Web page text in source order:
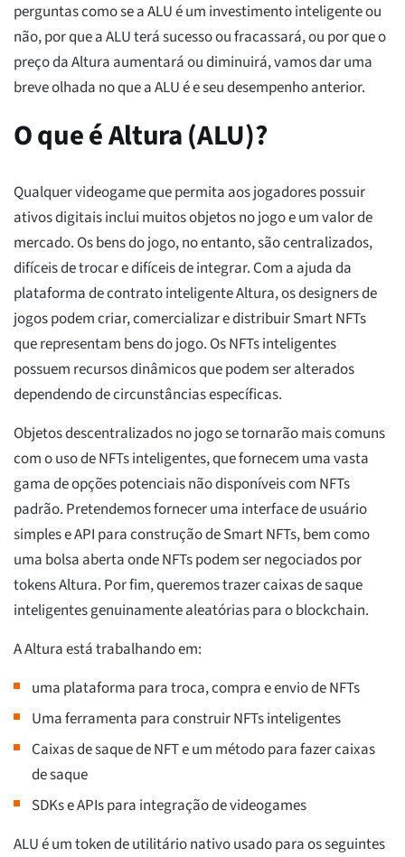
perguntas como se a ALU é um investimento inteligente ou
não, por que a ALU terá sucesso ou fracassará, ou por que o
preço da Altura aumentará ou diminuirá, vamos dar uma
breve olhada no que a ALU é e seu desempenho anterior.
O que é Altura (ALU)?
Qualquer videogame que permita aos jogadores possuir
ativos digitais inclui muitos objetos no jogo e um valor de
mercado. Os bens do jogo, no entanto, são centralizados,
difíceis de trocar e difíceis de integrar. Com a ajuda da
plataforma de contrato inteligente Altura, os designers de
jogos podem criar, comercializar e distribuir Smart NFTs
que representam bens do jogo. Os NFTs inteligentes
possuem recursos dinâmicos que podem ser alterados
dependendo de circunstâncias específicas.
Objetos descentralizados no jogo se tornarão mais comuns
com o uso de NFTs inteligentes, que fornecem uma vasta
gama de opções potenciais não disponíveis com NFTs
padrão. Pretendemos fornecer uma interface de usuário
simples e API para construção de Smart NFTs, bem como
uma bolsa aberta onde NFTs podem ser negociados por
tokens Altura. Por fim, queremos trazer caixas de saque
inteligentes genuinamente aleatórias para o blockchain.
A Altura está trabalhando em:
uma plataforma para troca, compra e envio de NFTs
Uma ferramenta para construir NFTs inteligentes
Caixas de saque de NFT e um método para fazer caixas
de saque
SDKs e APIs para integração de videogames
ALU é um token de utilitário nativo usado para os seguintes